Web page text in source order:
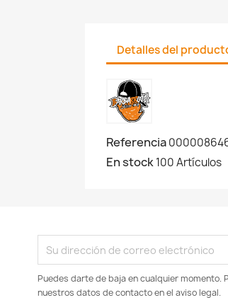
Detalles del
Referencia
En stock100 Artículos
Puedes darte de baja en cualquier momento.
nuestros datos de contacto en el aviso legal.